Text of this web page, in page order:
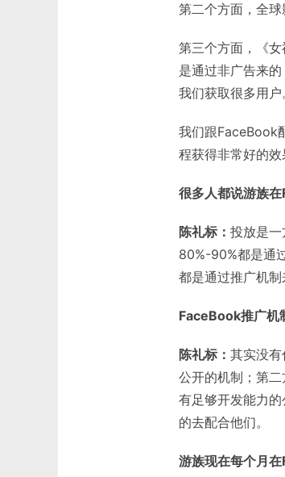
第二个方面，全
第三个方面，《
是通过非广告来
我们获取很多用户
我们跟FaceBook
程获得非常好的效
很多人都说游族
陈礼标： 投放是
80%-90%都是通
都是通过推广机制
FaceBook推广机
陈礼标： 其实没
公开的机制；第
有足够开发能力
的去配合他们。
游族现在每个月在